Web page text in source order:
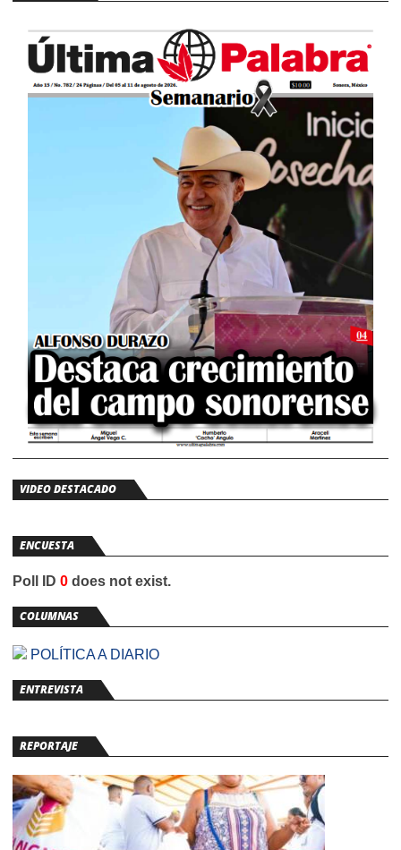
VIDEO DESTACADO
ENCUESTA
Poll ID 0 does not exist.
COLUMNAS
POLÍTICA A DIARIO
ENTREVISTA
REPORTAJE